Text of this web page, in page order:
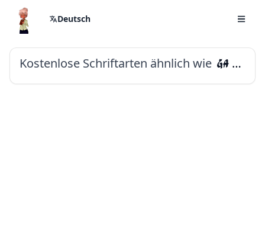
Deutsch
Kostenlose Schriftarten ähnlich wie Ga Maamli